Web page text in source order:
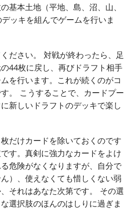
基本土地（平地、島、沼、山、
ッキを組んでゲームを行いま
ださい。 対戦が終わったら、足
44枚に戻し、再びドラフト相手
を行います。これが続くのがコ
。 こうすることで、カードプー
新しいドラフトのデッキで楽し
だけカードを除いておくのです
す。真剣に強力なカードをよけ
危険がなくなりますが、自分で
）、使えなくても惜しくない弱
それはあなた次第です。 その選
選択肢のほんのはしりに過ぎま